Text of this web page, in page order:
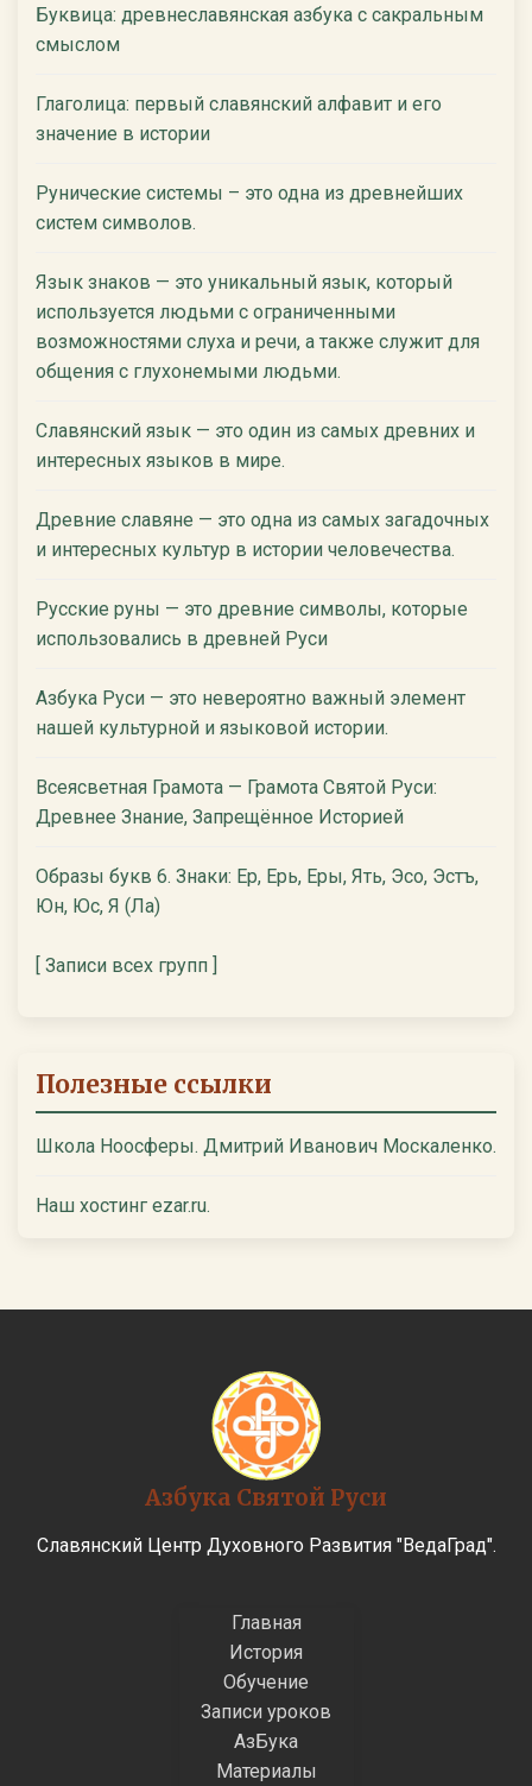
Буквица: древнеславянская азбука с сакральным
смыслом
Глаголица: первый славянский алфавит и его
значение в истории
Рунические системы – это одна из древнейших
систем символов.
Язык знаков — это уникальный язык, который
используется людьми с ограниченными
возможностями слуха и речи, а также служит для
общения с глухонемыми людьми.
Славянский язык — это один из самых древних и
интересных языков в мире.
Древние славяне — это одна из самых загадочных
и интересных культур в истории человечества.
Русские руны — это древние символы, которые
использовались в древней Руси
Азбука Руси — это невероятно важный элемент
нашей культурной и языковой истории.
Всеясветная Грамота — Грамота Святой Руси:
Древнее Знание, Запрещённое Историей
Образы букв 6. Знаки: Ер, Ерь, Еры, Ять, Эсо, Эстъ,
Юн, Юс, Я (Ла)
[ Записи всех групп ]
Полезные ссылки
Школа Ноосферы. Дмитрий Иванович Москаленко.
Наш хостинг ezar.ru.
Азбука Святой Руси
Славянский Центр Духовного Развития "ВедаГрад".
Главная
История
Обучение
Записи уроков
АзБука
Материалы